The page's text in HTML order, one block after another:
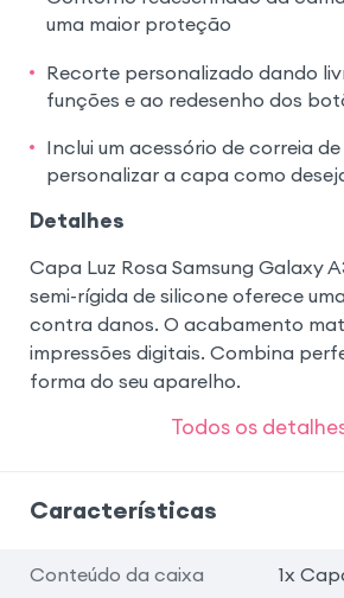
uma maior proteção
Recorte personalizado dando
funções e ao redesenho dos
Inclui um acessório de correia
personalizar a capa como
Detalhes
Capa Luz Rosa Samsung Galaxy
semi-rígida de silicone oferece
contra danos. O acabamento
impressões digitais. Combina
forma do seu aparelho.
Todos os
Características
Conteúdo da caixa 1x